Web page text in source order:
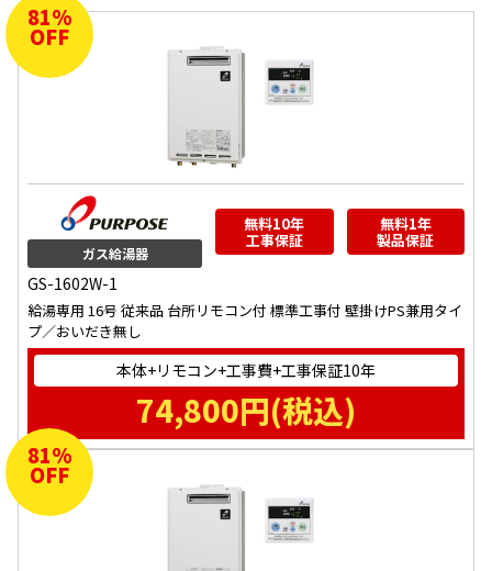
81%
OFF
ガス給湯器
無料10年
工事保証
無料1年
製品保証
GS-1602W-1
給湯専用 16号 従来品 台所リモコン付 標準工事付 壁掛けPS兼用タイ
プ／おいだき無し
本体+リモコン+工事費+工事保証10年
74,800円(税込)
81%
OFF